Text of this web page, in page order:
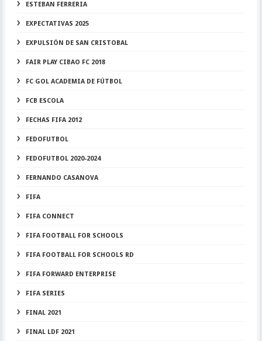
ESTEBAN FERRERIA
EXPECTATIVAS 2025
EXPULSIÓN DE SAN CRISTOBAL
FAIR PLAY CIBAO FC 2018
FC GOL ACADEMIA DE FÚTBOL
FCB ESCOLA
FECHAS FIFA 2012
FEDOFUTBOL
FEDOFUTBOL 2020-2024
FERNANDO CASANOVA
FIFA
FIFA CONNECT
FIFA FOOTBALL FOR SCHOOLS
FIFA FOOTBALL FOR SCHOOLS RD
FIFA FORWARD ENTERPRISE
FIFA SERIES
FINAL 2021
FINAL LDF 2021